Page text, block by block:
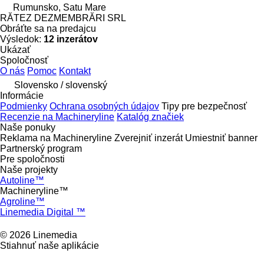
Rumunsko, Satu Mare
RĂTEZ DEZMEMBRĂRI SRL
Obráťte sa na predajcu
Výsledok: 12 inzerátov
Ukázať
Spoločnosť
O nás Pomoc Kontakt
Slovensko / slovenský
Informácie
Podmienky Ochrana osobných údajov Tipy pre bezpečnosť
Recenzie na Machineryline Katalóg značiek
Naše ponuky
Reklama na Machineryline Zverejniť inzerát Umiestniť banner
Partnerský program
Pre spoločnosti
Naše projekty
Autoline™
Machineryline™
Agroline™
Linemedia Digital ™
© 2026 Linemedia
Stiahnuť naše aplikácie